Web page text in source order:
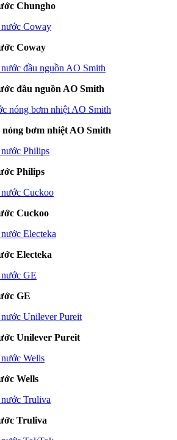
Chungho
Coway
đầu nguồn AO Smith
bơm nhiệt AO Smith
Philips
Cuckoo
Electeka
GE
Unilever Pureit
Wells
Truliva